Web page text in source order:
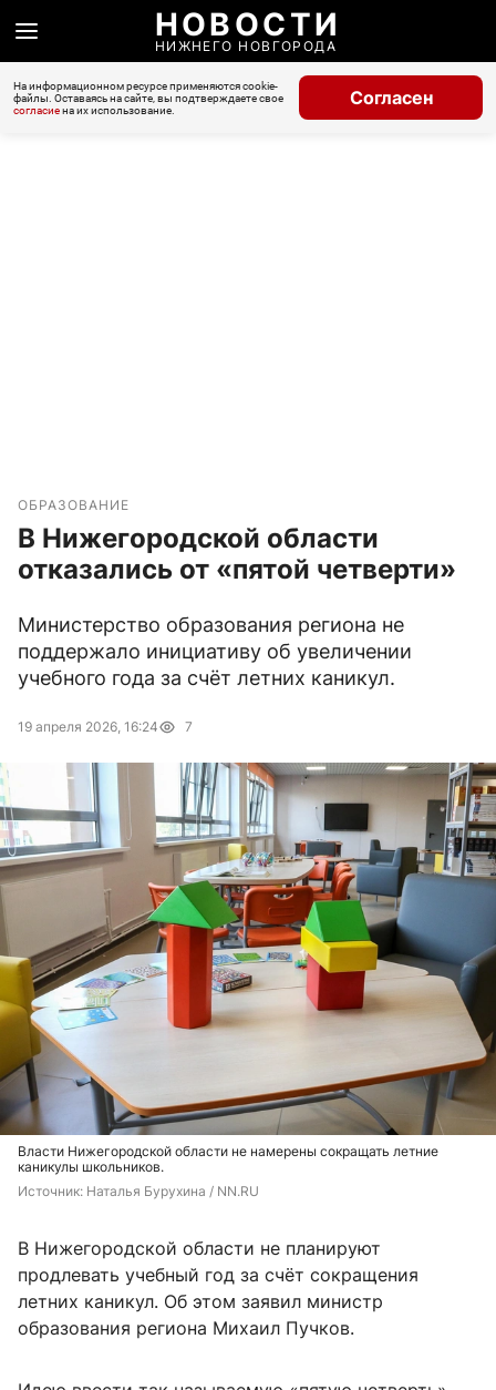
НОВОСТИ
НИЖНЕГО НОВГОРОДА
На информационном ресурсе применяются cookie-
файлы. Оставаясь на сайте, вы подтверждаете свое
согласиена их использование.
Согласен
ОБРАЗОВАНИЕ
В Нижегородской области
отказались от «пятой четверти»
Министерство образования региона не
поддержало инициативу об увеличении
учебного года за счёт летних каникул.
19 апреля 2026, 16:24 7
Власти Нижегородской области не намерены сокращать летние
каникулы школьников.
Источник: Наталья Бурухина / NN.RU
В Нижегородской области не планируют
продлевать учебный год за счёт сокращения
летних каникул. Об этом заявил министр
образования региона Михаил Пучков.